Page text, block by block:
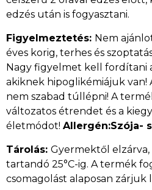
edzés után is fogyasztani.
Figyelmeztetés: Nem
éves korig, terhes és
Nagy figyelmet kell fordítani
akiknek hipoglikémiájuk van!
nem szabad túllépni! A
változatos étrendet és a
életmódot! Allergén:Szója-
Tárolás: Gyermektől elzárva,
tartandó 25°C-ig. A termék
csomagolást alaposan zárjuk